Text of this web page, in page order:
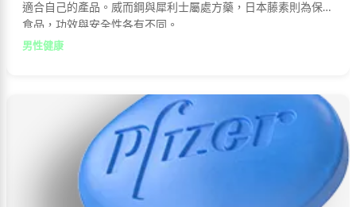
適合自己的產品。威而鋼與犀利士屬處方藥，日本藤素則為保健
食品，功效與安全性各有不同。
男性健康